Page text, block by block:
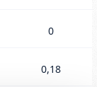
0
0,18